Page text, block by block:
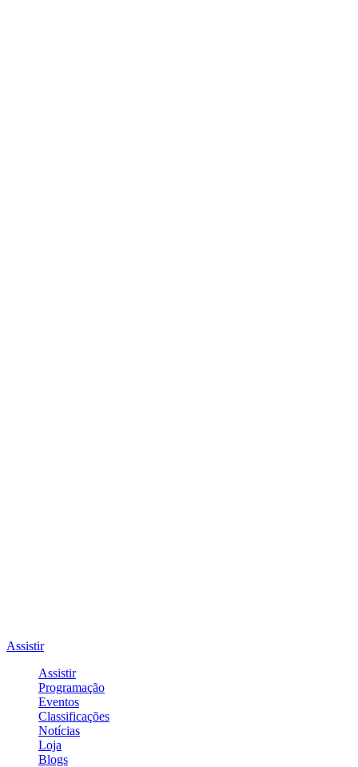
Assistir
Assistir
Programação
Eventos
Classificações
Notícias
Loja
Blogs